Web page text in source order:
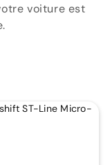
voiture est